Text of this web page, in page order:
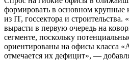
формировать в основном крупные
из IT, госсектора и
вырасти в первую очередь на
сегменте, поскольку
ориентированы на офисы класса
отмечается их дефицит», —